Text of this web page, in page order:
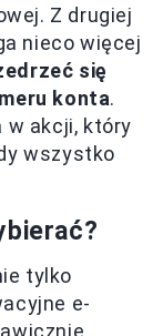
Z drugiej
nieco więcej
się
konta.
w akcji, który
wszystko
tylko
e-